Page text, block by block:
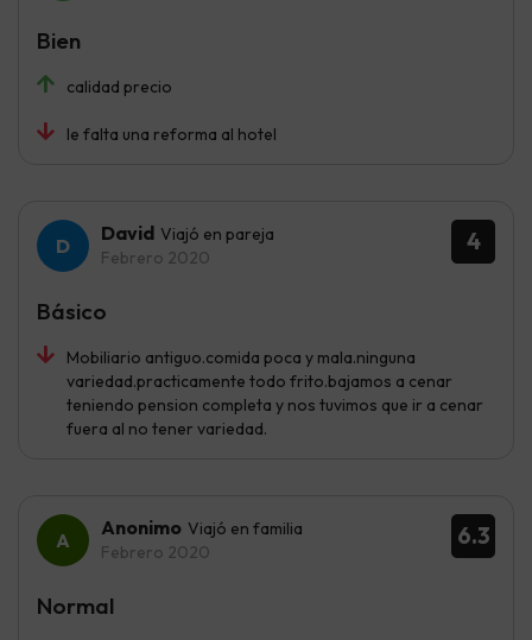
calidad precio
le falta una reforma al hotel
Bien
4
David Viajó en pareja
Febrero 2020
Mobiliario antiguo.comida poca y mala.ninguna
variedad.practicamente todo frito.bajamos a cenar
teniendo pension completa y nos tuvimos que ir a cenar
fuera al no tener variedad.
Básico
6.3
Anonimo Viajó en familia
Febrero 2020
Normal